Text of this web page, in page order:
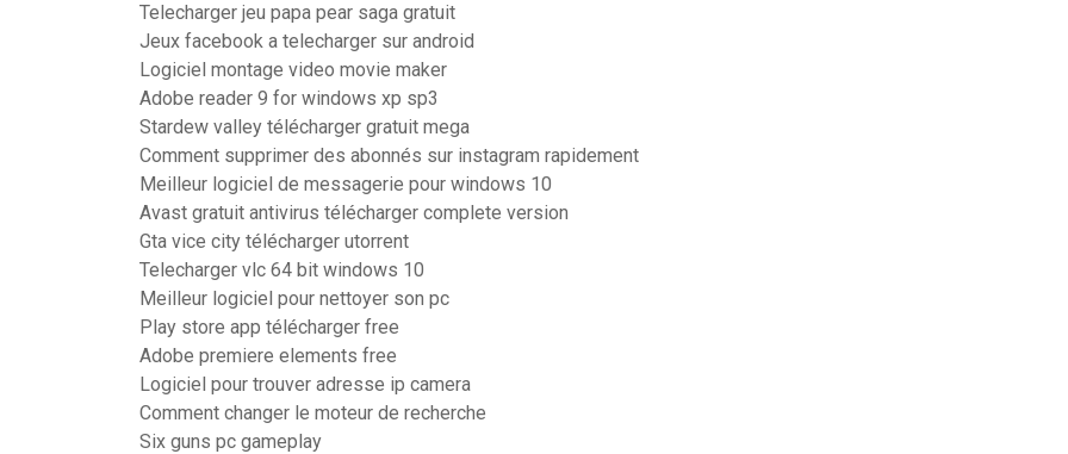
Telecharger jeu papa pear saga gratuit
Jeux facebook a telecharger sur android
Logiciel montage video movie maker
Adobe reader 9 for windows xp sp3
Stardew valley télécharger gratuit mega
Comment supprimer des abonnés sur instagram rapidement
Meilleur logiciel de messagerie pour windows 10
Avast gratuit antivirus télécharger complete version
Gta vice city télécharger utorrent
Telecharger vlc 64 bit windows 10
Meilleur logiciel pour nettoyer son pc
Play store app télécharger free
Adobe premiere elements free
Logiciel pour trouver adresse ip camera
Comment changer le moteur de recherche
Six guns pc gameplay